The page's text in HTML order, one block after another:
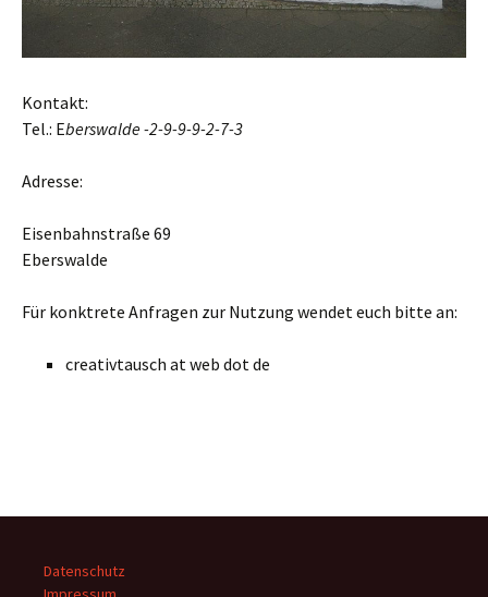
Kontakt:
Tel.: Eberswalde -2-9-9-9-2-7-3
Adresse:
Eisenbahnstraße 69
Eberswalde
Für konktrete Anfragen zur Nutzung wendet euch bitte an:
creativtausch at web dot de
Datenschutz